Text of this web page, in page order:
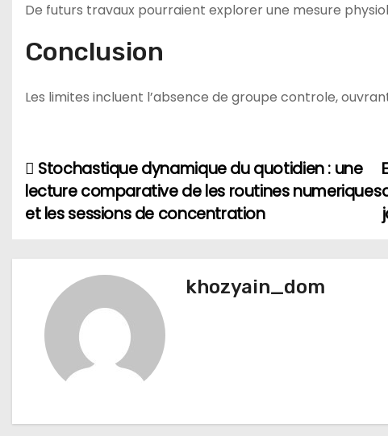
De futurs travaux pourraient explorer une mesure
Conclusion
Les limites incluent l’absence de groupe controle,
Н
а
Stochastique dynamique du quotidien : une
lecture comparative de les routines numeriques
et les sessions de concentration
khozyain_dom